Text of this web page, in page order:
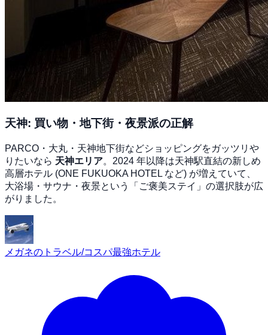
天神: 買い物・地下街・夜景派の正解
PARCO・大丸・天神地下街などショッピングをガッツリや
りたいなら 天神エリア。2024 年以降は天神駅直結の新しめ
高層ホテル (ONE FUKUOKA HOTEL など) が増えていて、
大浴場・サウナ・夜景という「ご褒美ステイ」の選択肢が広
がりました。
メガネのトラベル/コスパ最強ホテル